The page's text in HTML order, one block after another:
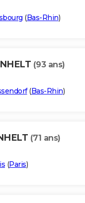
(Bas-Rhin)
(93 ans)
(Bas-Rhin)
(71 ans)
(Paris)